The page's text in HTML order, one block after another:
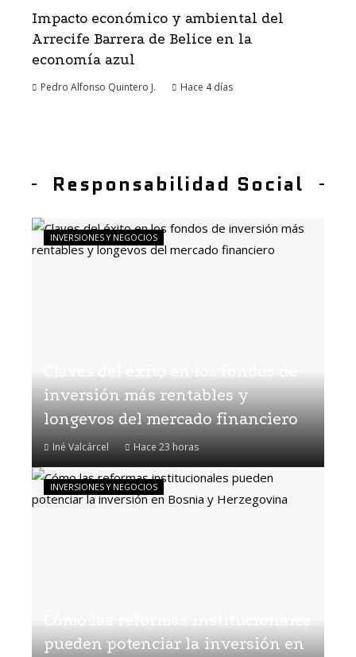
Impacto económico y ambiental del
Arrecife Barrera de Belice en la
economía azul
Pedro Alfonso Quintero J. Hace 4 días
Responsabilidad Social
inversión más rentables y
longevos del mercado financiero
Iné Valcárcel Hace 23 horas
INVERSIONES Y NEGOCIOS
pueden potenciar la inversión en
INVERSIONES Y NEGOCIOS